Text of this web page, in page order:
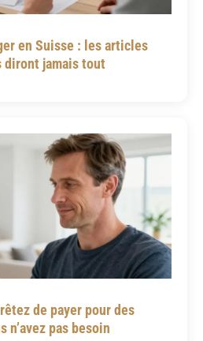
en Suisse : les articles
diront jamais tout
de payer pour des
pas besoin